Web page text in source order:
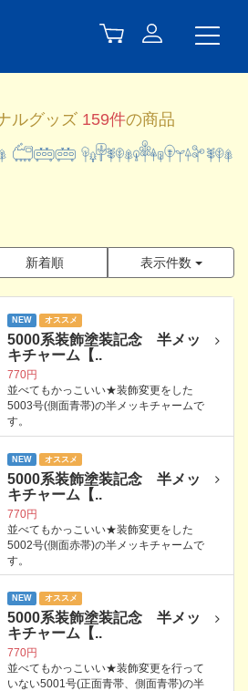
ルグッズ 159件の商品
新着順 表示件数
NEW オススメ
5000系装飾塗装記念 半メッ
キチャーム【..
770円
並べてもかっこいい★装飾変更をした
5003号(側面青帯)の半メッキチャームで
す。
NEW オススメ
5000系装飾塗装記念 半メッ
キチャーム【..
770円
並べてもかっこいい★装飾変更をした
5002号(側面赤帯)の半メッキチャームで
す。
NEW オススメ
5000系装飾塗装記念 半メッ
キチャーム【..
770円
並べてもかっこいい★装飾変更を行って
いない5001号(正面青帯、側面青帯)の半